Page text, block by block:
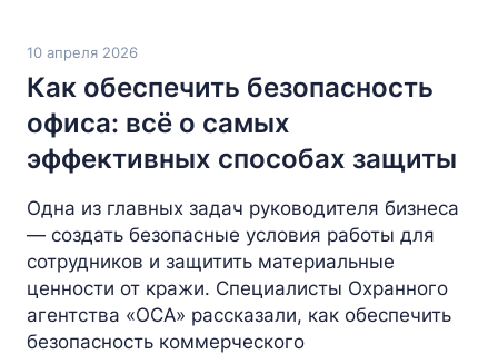
10 апреля 2026
Как обеспечить безопасность
офиса: всё о самых
эффективных способах защиты
Одна из главных задач руководителя бизнеса
— создать безопасные условия работы для
сотрудников и защитить материальные
ценности от кражи. Специалисты Охранного
агентства «ОСА» рассказали, как обеспечить
безопасность коммерческого